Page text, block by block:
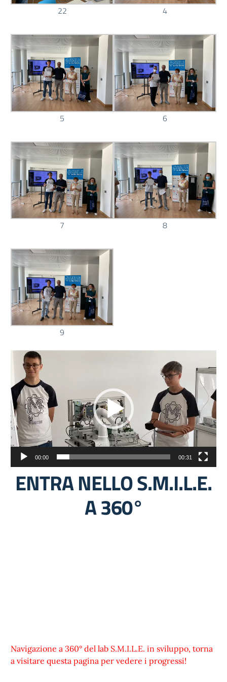
22 4
5 6
7 8
9
Video
Player
00:00 00:31
ENTRA NELLO S.M.I.L.E.
A 360°
Navigazione a 360° del lab S.M.I.L.E. in sviluppo, torna
a visitare questa pagina per vedere i progressi!